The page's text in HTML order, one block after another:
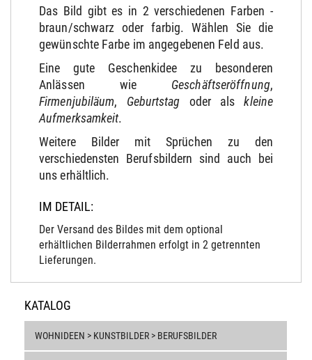
Das Bild gibt es in 2 verschiedenen Farben -
braun/schwarz oder farbig. Wählen Sie die
gewünschte Farbe im angegebenen Feld aus.
Eine gute Geschenkidee zu besonderen
Anlässen wie Geschäftseröffnung,
Firmenjubiläum, Geburtstag oder alskleine
Aufmerksamkeit.
Weitere Bilder mit Sprüchen zu den
verschiedensten Berufsbildern sind auch bei
uns erhältlich.
IM DETAIL:
Der Versand des Bildes mit dem optional
erhältlichen Bilderrahmen erfolgt in 2 getrennten
Lieferungen.
KATALOG
WOHNIDEEN > KUNSTBILDER > BERUFSBILDER